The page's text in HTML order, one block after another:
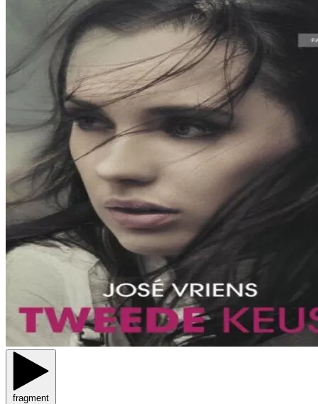
fragment